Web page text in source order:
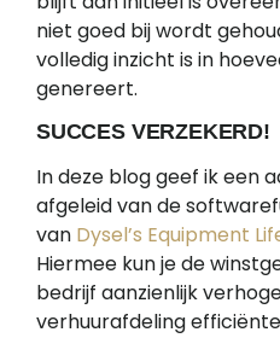
niet goed bij wordt
volledig inzicht is in
genereert.
SUCCES VERZEKERD!
In deze blog geef ik een
afgeleid van de
van Dysel’s Equipment
Hiermee kun je de
bedrijf aanzienlijk
verhuurafdeling